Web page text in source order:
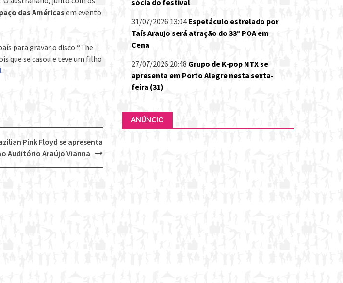
das Américas em evento
para gravar o disco “The
que se casou e teve um filho
.
Pink Floyd se apresenta
Auditório Araújo Vianna
sócia do festival
31/07/2026 13:04 Espetáculo estrelado por
Taís Araujo será atração do 33º POA em
Cena
27/07/2026 20:48 Grupo de K-pop NTX se
apresenta em Porto Alegre nesta sexta-
feira (31)
ANÚNCIO